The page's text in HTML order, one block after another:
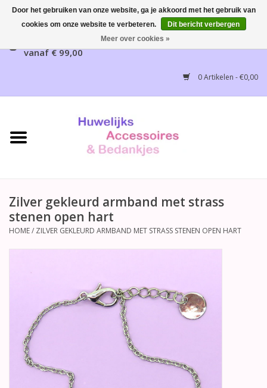
Gratis verzending mogelijk, NL vanaf € 65,00, België
vanaf € 99,00
0 Artikelen - €0,00
Home
Bruidsaccessoires
Huwelijksreceptie
Betty Boop Huwelijk
Jubileum
Geboorte, Doop en
Communie
Zilver gekleurd armband met strass
stenen open hart
HOME/ ZILVER GEKLEURD ARMBAND MET STRASS STENEN OPEN HART
Door het gebruiken van onze website, ga je akkoord met het gebruik van
cookies om onze website te verbeteren.
Dit bericht verbergen
Meer over cookies »